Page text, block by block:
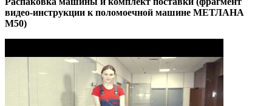
видео-инструкции к поломоечной машине МЕТЛАНА
М50)